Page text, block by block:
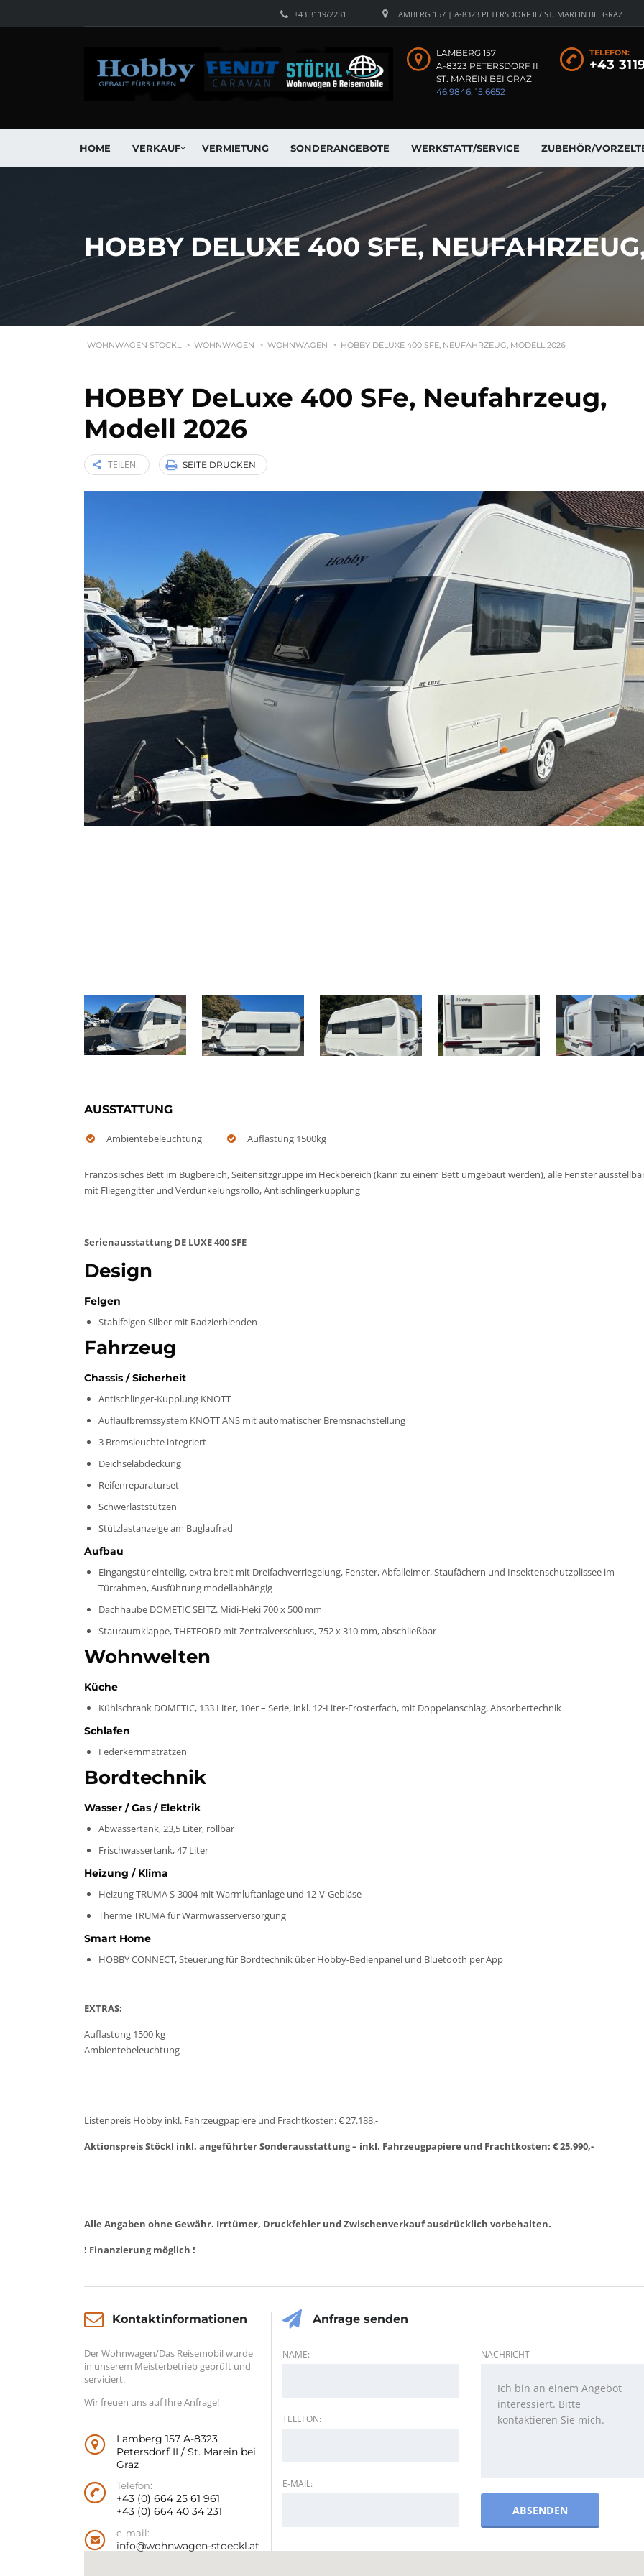
LAMBERG 157 | A-8323 PETERSDORF II / ST. MAREIN BEI GRAZ
+43 3119/2231
TELEFON:
+43
LAMBERG 157
A-8323 PETERSDORF II
ST. MAREIN BEI GRAZ
46.9846, 15.6652
HOME VERKAUF VERMIETUNG SONDERANGEBOTE WERKSTATT/SERVICE ZUBEHÖR/
HOBBY DELUXE 400 SFE,
WOHNWAGEN STÖCKL > WOHNWAGEN > WOHNWAGEN > HOBBY DELUXE 400 SFE, NEUFAHRZEUG, MODELL 2026
HOBBY DeLuxe 400 SFe, Neufahrzeug,
Modell 2026
TEILEN: SEITE DRUCKEN
AUSSTATTUNG
Ambientebeleuchtung Auflastung 1500kg
Französisches Bett im Bugbereich, Seitensitzgruppe im Heckbereich (kann zu einem Bett umgebaut werden), alle Fenster
mit Fliegengitter und Verdunkelungsrollo, Antischlingerkupplung
Serienausstattung DE LUXE 400 SFE
Design
Felgen
Stahlfelgen Silber mit Radzierblenden
Fahrzeug
Chassis / Sicherheit
Antischlinger-Kupplung KNOTT
Auflaufbremssystem KNOTT ANS mit automatischer Bremsnachstellung
3 Bremsleuchte integriert
Deichselabdeckung
Reifenreparaturset
Schwerlaststützen
Stützlastanzeige am Buglaufrad
Aufbau
Eingangstür einteilig, extra breit mit Dreifachverriegelung, Fenster, Abfalleimer, Staufächern und Insektenschutzplissee im
Türrahmen, Ausführung modellabhängig
Dachhaube DOMETIC SEITZ. Midi-Heki 700 x 500 mm
Stauraumklappe, THETFORD mit Zentralverschluss, 752 x 310 mm, abschließbar
Wohnwelten
Küche
Kühlschrank DOMETIC, 133 Liter, 10er – Serie, inkl. 12-Liter-Frosterfach, mit Doppelanschlag, Absorbertechnik
Schlafen
Federkernmatratzen
Bordtechnik
Wasser / Gas / Elektrik
Abwassertank, 23,5 Liter, rollbar
Frischwassertank, 47 Liter
Heizung / Klima
Heizung TRUMA S-3004 mit Warmluftanlage und 12-V-Gebläse
Therme TRUMA für Warmwasserversorgung
Smart Home
HOBBY CONNECT, Steuerung für Bordtechnik über Hobby-Bedienpanel und Bluetooth per App
EXTRAS:
Auflastung 1500 kg
Ambientebeleuchtung
Listenpreis Hobby inkl. Fahrzeugpapiere und Frachtkosten: € 27.188.-
Aktionspreis Stöckl inkl. angeführter Sonderausstattung – inkl. Fahrzeugpapiere und Frachtkosten: € 25.990,-
Alle Angaben ohne Gewähr. Irrtümer, Druckfehler und Zwischenverkauf ausdrücklich vorbehalten.
! Finanzierung möglich !
Kontaktinformationen
Der Wohnwagen/Das Reisemobil wurde
in unserem Meisterbetrieb geprüft und
serviciert.
Wir freuen uns auf Ihre Anfrage!
Lamberg 157 A-8323
Petersdorf II / St. Marein bei
Graz
Telefon:
+43 (0) 664 25 61 961
+43 (0) 664 40 34 231
e-mail:
info@wohnwagen-stoeckl.at
Anfrage senden
NAME:
TELEFON:
E-MAIL:
NACHRICHT